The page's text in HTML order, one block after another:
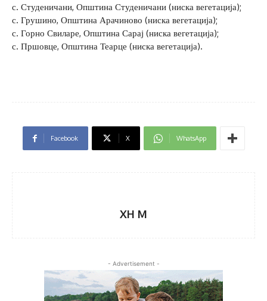
с. Студеничани, Општина Студеничани (ниска вегетација);
с. Грушино, Општина Арачиново (ниска вегетација);
с. Горно Свиларе, Општина Сарај (ниска вегетација);
с. Пршовце, Општина Теарце (ниска вегетација).
Facebook X WhatsApp
XH M
- Advertisement -